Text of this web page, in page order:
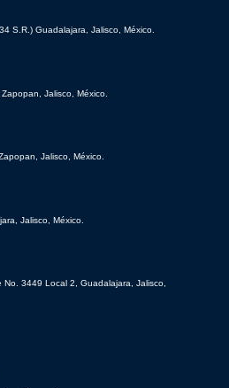
S.R.) Guadalajara, Jalisco, México.
Jalisco, México.
Jalisco, México.
Jalisco, México.
No. 3449 Local 2, Guadalajara, Jalisco,